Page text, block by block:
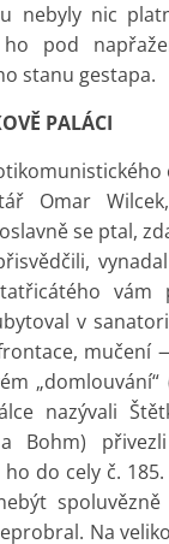
nebyly nic
pod
stanu gestapa.
PALÁCI
Omar
se ptal,
v
mučení
nazývali
Bohm)
do cely č.
spoluvězně
Na